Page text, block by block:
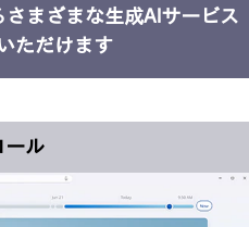
まざまな生成AIサービス
ただけます
イター